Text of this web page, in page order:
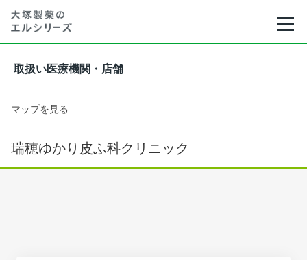
取扱い医療機関・店舗
マップを見る
瑞穂ゆかり皮ふ科クリニック